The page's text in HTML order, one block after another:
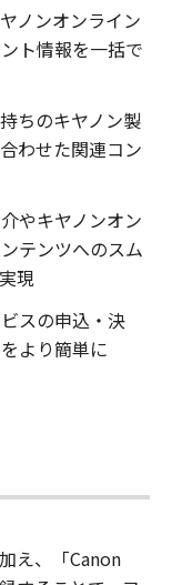
ノンオンライン
ト情報を一括で
ちのキヤノン製
わせた関連コン
やキヤノンオン
テンツへのスム
現
スの申込・決
より簡単に
え、「Canon